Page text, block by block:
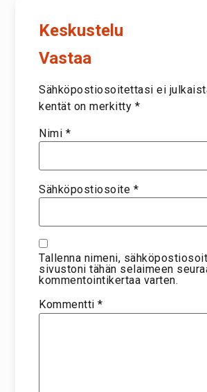
Keskustelu
Vastaa
Sähköpostiosoitettasi ei
kentät on merkitty *
Nimi *
Sähköpostiosoite *
Tallenna nimeni,
sivustoni tähän selaimeen
kommentointikertaa varten.
Kommentti*